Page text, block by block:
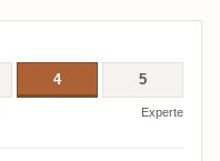
4 5
Experte